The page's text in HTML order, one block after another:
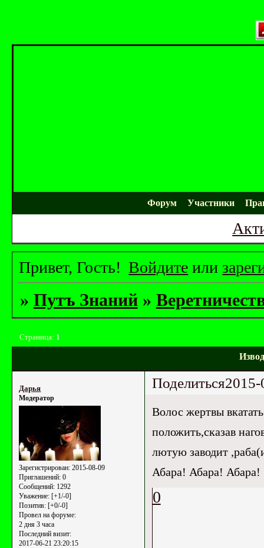
Форум Участники
Привет, Гость! Войдите или
» Путъ Знаний »
Страница: 1
Поделиться
Дарья
Модератор
Зарегистрирован: 2015-08-09
Приглашений: 0
Сообщений: 1292
Уважение: [+1/-0]
Позитив: [+0/-0]
Провел на форуме:
2 дня 3 часа
Последний визит:
2017-06-21 23:20:15
Волос жертвы
положить,сказав
лютую заводит
Абара! Абара! Абара!
0